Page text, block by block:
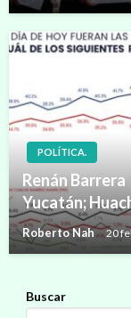
POLÍTICA.
Renán
Yucatán;
Roberto Nah 20
Buscar